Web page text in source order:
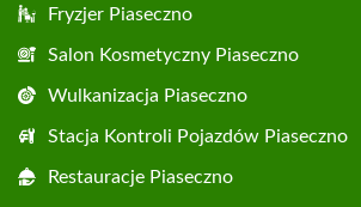
Fryzjer Piaseczno
Salon Kosmetyczny Piaseczno
Wulkanizacja Piaseczno
Stacja Kontroli Pojazdów Piaseczno
Restauracje Piaseczno